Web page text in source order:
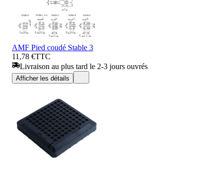
AMF Pied coudé Stable 3
11,78 €TTC
Livraison au plus tard le 2-3 jours ouvrés
Afficher les détails